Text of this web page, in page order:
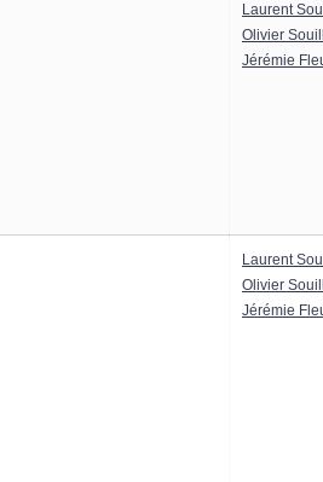
Laurent
Olivier
Jérémie
Laurent
Olivier
Jérémie